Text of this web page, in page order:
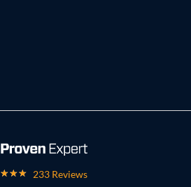
233 Reviews